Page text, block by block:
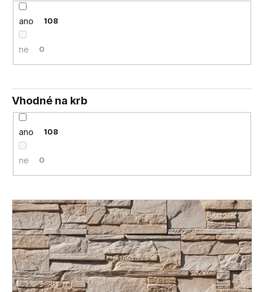
ano 108
ne 0
Vhodné na krb
ano 108
ne 0
V
ý
p
i
s
p